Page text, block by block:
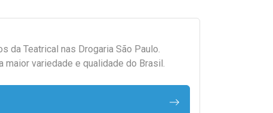
da Teatrical nas Drogaria São Paulo.
maior variedade e qualidade do Brasil.